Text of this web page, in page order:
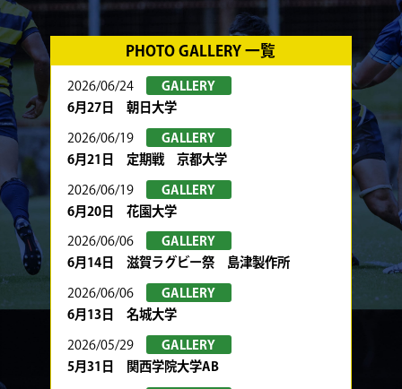
PHOTO GALLERY 一覧
2026/06/24
GALLERY
6月27日 朝日大学
2026/06/19
GALLERY
6月21日 定期戦 京都大学
2026/06/19
GALLERY
6月20日 花園大学
2026/06/06
GALLERY
6月14日 滋賀ラグビー祭 島津製作所
2026/06/06
GALLERY
6月13日 名城大学
2026/05/29
GALLERY
5月31日 関西学院大学AB